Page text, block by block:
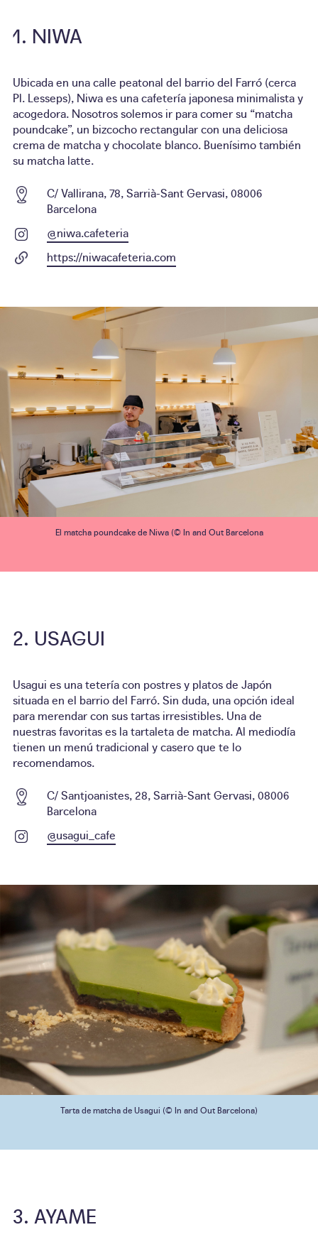
NIWA
Ubicada en una calle peatonal del barrio del Farró (cerca
Pl. Lesseps), Niwa es una cafetería japonesa minimalista y
acogedora. Nosotros solemos ir para comer su “matcha
poundcake”, un bizcocho rectangular con una deliciosa
crema de matcha y chocolate blanco. Buenísimo también
su matcha latte.
C/ Vallirana, 78, Sarrià-Sant Gervasi, 08006
Barcelona
@niwa.cafeteria
https://niwacafeteria.com
El matcha poundcake de Niwa (© In and Out Barcelona
USAGUI
Usagui es una tetería con postres y platos de Japón
situada en el barrio del Farró. Sin duda, una opción ideal
para merendar con sus tartas irresistibles. Una de
nuestras favoritas es la tartaleta de matcha. Al mediodía
tienen un menú tradicional y casero que te lo
recomendamos.
C/ Santjoanistes, 28, Sarrià-Sant Gervasi, 08006
Barcelona
@usagui_cafe
Tarta de matcha de Usagui (© In and Out Barcelona)
AYAME